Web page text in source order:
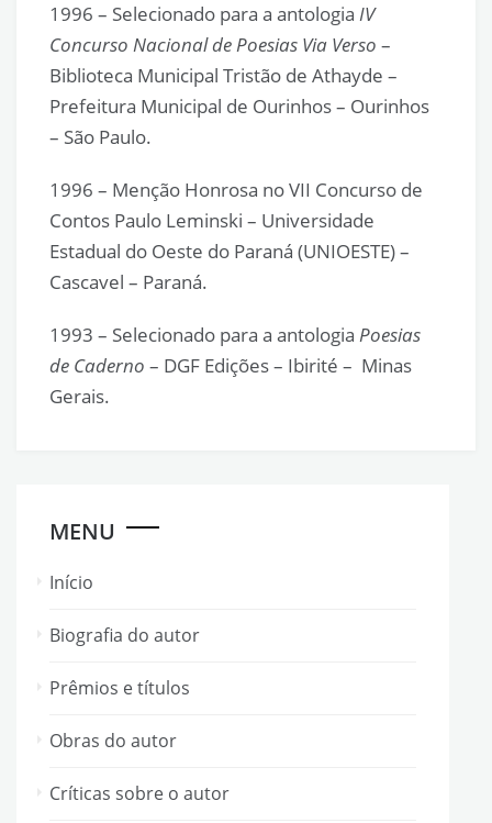
1996 – Selecionado para a antologia IV
Concurso Nacional de Poesias Via Verso –
Biblioteca Municipal Tristão de Athayde –
Prefeitura Municipal de Ourinhos – Ourinhos
– São Paulo.
1996 – Menção Honrosa no VII Concurso de
Contos Paulo Leminski – Universidade
Estadual do Oeste do Paraná (UNIOESTE) –
Cascavel – Paraná.
1993 – Selecionado para a antologia Poesias
de Caderno – DGF Edições – Ibirité – Minas
Gerais.
MENU
Início
Biografia do autor
Prêmios e títulos
Obras do autor
Críticas sobre o autor